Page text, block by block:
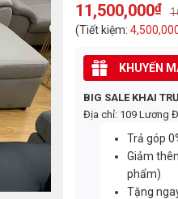
Original
price
was:
16,000,000₫.
11,500,000₫
Current
price
is:
11,500,000₫.
(Tiết kiệm:
KHUYẾN
BIG SALE KHAI
Địa chỉ: 109 Lương
Trả góp
Giảm
phẩm)
Tặng